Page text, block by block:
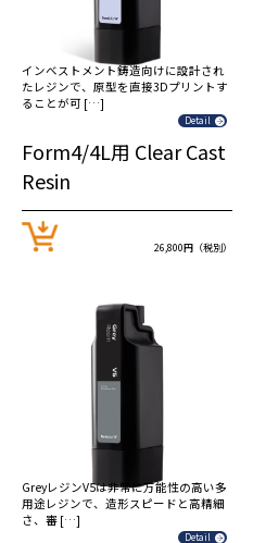
インベストメント鋳造向けに設計され
たレジンで、原型を直接3Dプリントす
ることが可 […]
Detail
Form4/4L用 Clear Cast
Resin
26,800円（税別）
GreyレジンV5は非常に万能性の高い多
用途レジンで、造形スピードと高精細
さ、審 […]
Detail